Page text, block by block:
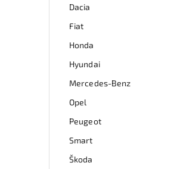
Dacia
Fiat
Honda
Hyundai
Mercedes-Benz
Opel
Peugeot
Smart
Škoda